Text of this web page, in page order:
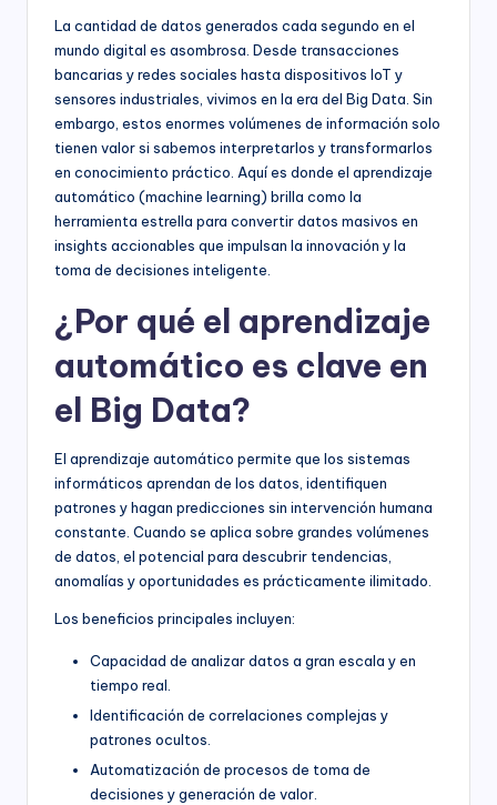
La cantidad de datos generados cada segundo en el
mundo digital es asombrosa. Desde transacciones
bancarias y redes sociales hasta dispositivos IoT y
sensores industriales, vivimos en la era del Big Data. Sin
embargo, estos enormes volúmenes de información solo
tienen valor si sabemos interpretarlos y transformarlos
en conocimiento práctico. Aquí es donde el aprendizaje
automático (machine learning) brilla como la
herramienta estrella para convertir datos masivos en
insights accionables que impulsan la innovación y la
toma de decisiones inteligente.
¿Por qué el aprendizaje
automático es clave en
el Big Data?
El aprendizaje automático permite que los sistemas
informáticos aprendan de los datos, identifiquen
patrones y hagan predicciones sin intervención humana
constante. Cuando se aplica sobre grandes volúmenes
de datos, el potencial para descubrir tendencias,
anomalías y oportunidades es prácticamente ilimitado.
Los beneficios principales incluyen:
Capacidad de analizar datos a gran escala y en
tiempo real.
Identificación de correlaciones complejas y
patrones ocultos.
Automatización de procesos de toma de
decisiones y generación de valor.